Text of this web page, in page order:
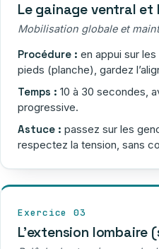
Le gainage ventral et
Mobilisation globale et
Procédure : en appui sur
pieds (planche), gardez
Temps : 10 à 30 secondes,
progressive.
Astuce : passez sur les
respectez la tension, sans
Exercice 03
L’extension lombaire